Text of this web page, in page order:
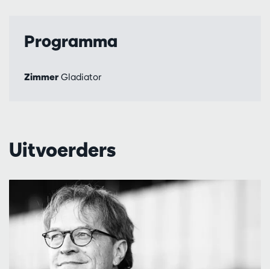
Programma
Zimmer Gladiator
Uitvoerders